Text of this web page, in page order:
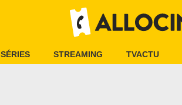
SÉRIES STREAMING TVACTU